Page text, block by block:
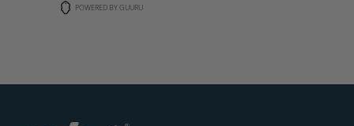
POWERED BY GUURU